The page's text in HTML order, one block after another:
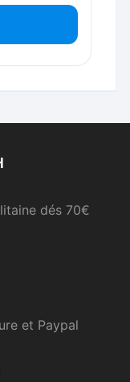
dés 70€
et Paypal